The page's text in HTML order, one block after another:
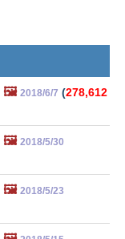
🖼️ 2018/6/7 (278,612
🖼️ 2018/5/30
🖼️ 2018/5/23